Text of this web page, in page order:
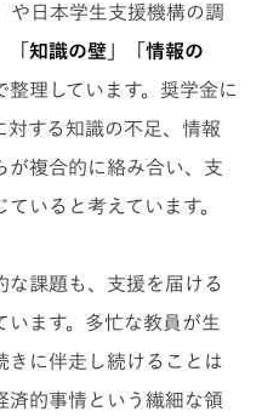
や日本学生支援機構の調
「知識の壁」「情報の
整理しています。奨学金に
対する知識の不足、情報
が複合的に絡み合い、支
いると考えています。
な課題も、支援を届ける
います。多忙な教員が生
きに伴走し続けることは
済的事情という繊細な領